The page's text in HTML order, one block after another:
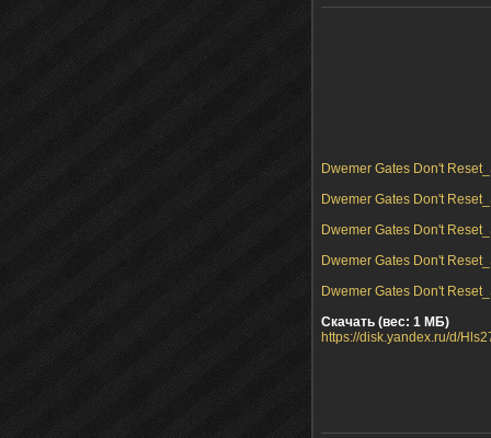
Dwemer Gates Don't
Dwemer Gates Don't
Dwemer Gates Don't
Dwemer Gates Don't
Dwemer Gates Don't
Скачать (вес: 1 МБ)
https://disk.yandex.ru/d/